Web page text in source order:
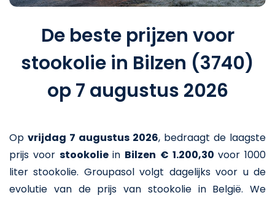
De beste prijzen voor
stookolie in Bilzen (3740)
op 7 augustus 2026
Op vrijdag 7 augustus 2026, bedraagt de laagste
prijs voor stookoliein Bilzen € 1.200,30 voor 1000
liter stookolie. Groupasol volgt dagelijks voor u de
evolutie van de prijs van stookolie in België. We